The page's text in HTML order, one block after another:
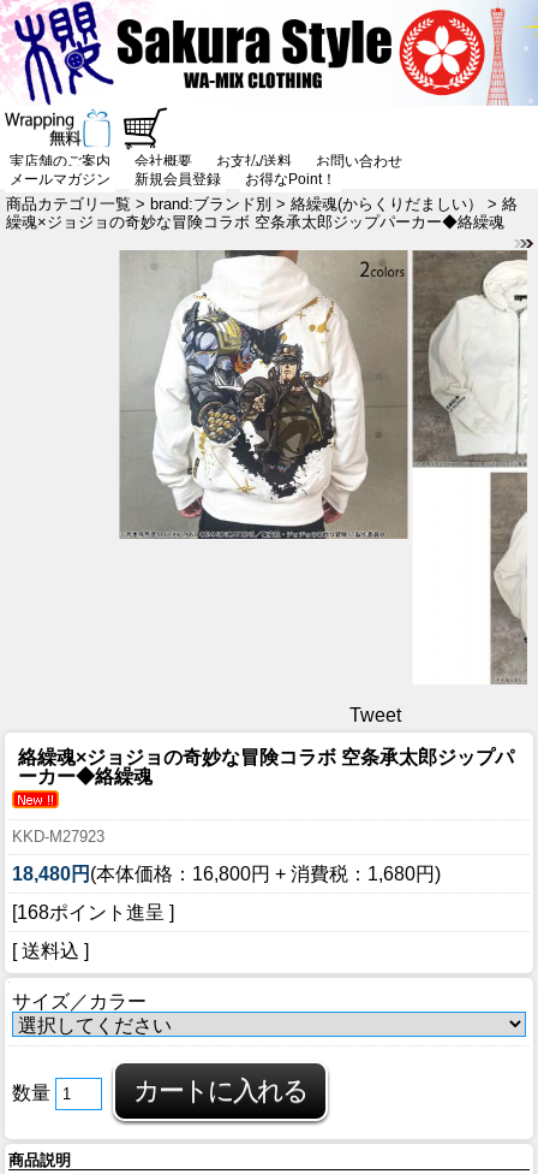
実店舗のご案内 会社概要 お支払/送料
お問い合わせ
メールマガジン
新規会員登録 お得なPoint！
商品カテゴリ一覧 > brand:ブランド別 > 絡繰魂(からくりだましい）
> 絡
繰魂×ジョジョの奇妙な冒険コラボ 空条承太郎ジップパーカー◆絡繰魂
Tweet
絡繰魂×ジョジョの奇妙な冒険コラボ 空条承太郎ジップパ
ーカー◆絡繰魂
KKD-M27923
18,480円 (本体価格：16,800円 + 消費税：1,680円)
[168ポイント進呈 ]
[ 送料込 ]
サイズ／カラー
数量
商品説明